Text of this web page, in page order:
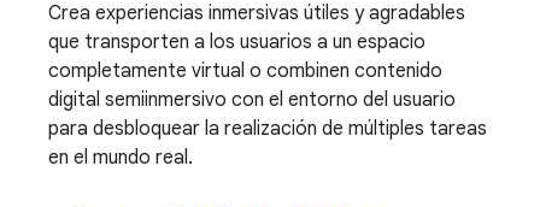
Crea experiencias inmersivas útiles y agradables
que transporten a los usuarios a un espacio
completamente virtual o combinen contenido
digital semiinmersivo con el entorno del usuario
para desbloquear la realización de múltiples tareas
en el mundo real.